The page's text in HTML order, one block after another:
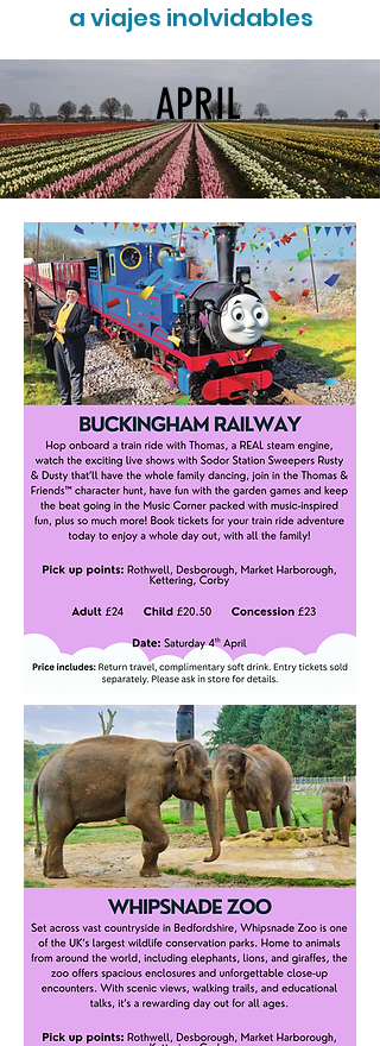
a viajes inolvidables
APRIL